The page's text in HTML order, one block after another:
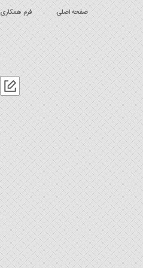
صفحه اصلی فرم همکاری